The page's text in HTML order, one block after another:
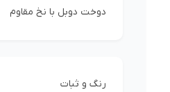
دوخت دوبل با نخ مقاوم
رنگ و ثبات